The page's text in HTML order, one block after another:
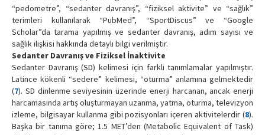
“pedometre”, “sedanter davranış”, “fiziksel aktivite” ve “sağlık”
terimleri kullanılarak “PubMed”, “SportDiscus” ve “Google
Scholar”da tarama yapılmış ve sedanter davranış, adım sayısı ve
sağlık ilişkisi hakkında detaylı bilgi verilmiştir.
Sedanter Davranış ve Fiziksel İnaktivite
Sedanter Davranış (SD) kelimesi için farklı tanımlamalar yapılmıştır.
Latince kökenli “sedere” kelimesi, “oturma” anlamına gelmektedir
(7). SD dinlenme seviyesinin üzerinde enerji harcanan, ancak enerji
harcamasında artış oluşturmayan uzanma, yatma, oturma, televizyon
izleme, bilgisayar kullanma gibi pozisyonları içeren aktivitelerdir (8).
Başka bir tanıma göre; 1.5 MET’den (Metabolic Equivalent of Task)